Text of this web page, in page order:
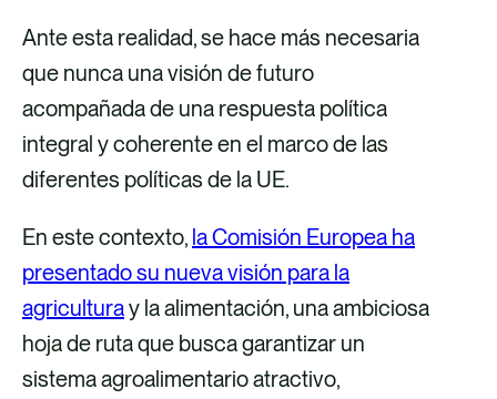
k
e
d
i
n
e
b
o
o
k
r
e
o
e
l
c
t
Ante esta realidad, se hace más necesaria
que nunca una visión de futuro
acompañada de una respuesta política
integral y coherente en el marco de las
diferentes políticas de la UE.
En este contexto, la Comisión Europea ha
presentado su nueva visión para la
agriculturay la alimentación, una ambiciosa
hoja de ruta que busca garantizar un
sistema agroalimentario atractivo,